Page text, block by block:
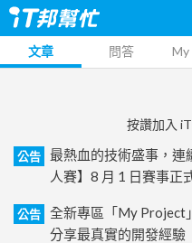
文章 問答 My
按讚加入
公告
最熱血的技術盛事，連
人賽】8 月 1 日賽事正
公告
全新專區「My Project
分享最真實的開發經驗